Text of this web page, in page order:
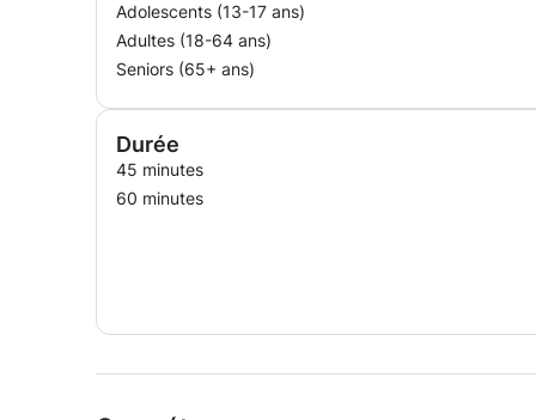
Professeur de langues
entrepreneur automobile
depuis 2014
Formatrice de langues en ligne (Skype)
depuis 2012
Enseignant contractuel
Université Charles de Gaulle-Sciences
Université Lille 3
Adolescents (13-17 ans)
Adultes (18-64 ans)
Seniors (65+ ans)
Durée
45 minutes
60 minutes